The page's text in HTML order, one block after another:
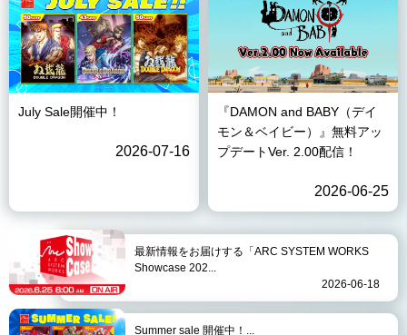
July Sale開催中！
2026-07-16
『DAMON and BABY（デイ
モン＆ベイビー）』無料アッ
プデートVer. 2.00配信！
2026-06-25
最新情報をお届けする「ARC SYSTEM WORKS
Showcase 202...
2026-06-18
Summer sale 開催中！...